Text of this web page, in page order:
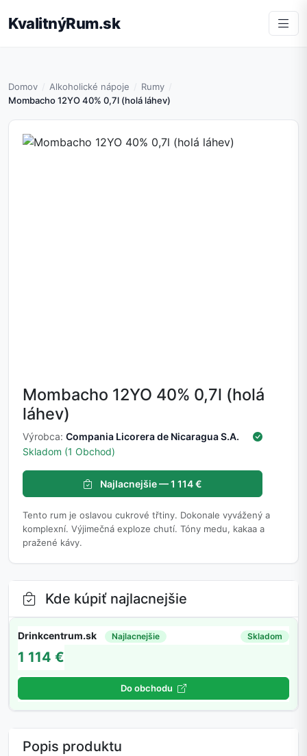
KvalitnýRum.sk
Domov Alkoholické nápoje
Rumy
Mombacho 12YO 40% 0,7l (holá láhev)
Mombacho 12YO 40% 0,7l (holá
láhev)
Výrobca: Compania Licorera de Nicaragua S.A.
Skladom (1 Obchod)
Najlacnejšie — 1 114 €
Tento rum je oslavou cukrové třtiny. Dokonale vyvážený a
komplexní. Výjimečná exploze chutí. Tóny medu, kakaa a
pražené kávy.
Kde kúpiť najlacnejšie
Drinkcentrum.sk Najlacnejšie Skladom
1 114 €
Do obchodu
Popis produktu